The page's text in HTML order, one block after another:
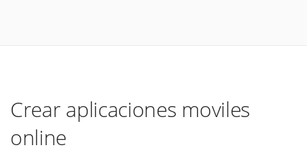
Crear aplicaciones moviles
online